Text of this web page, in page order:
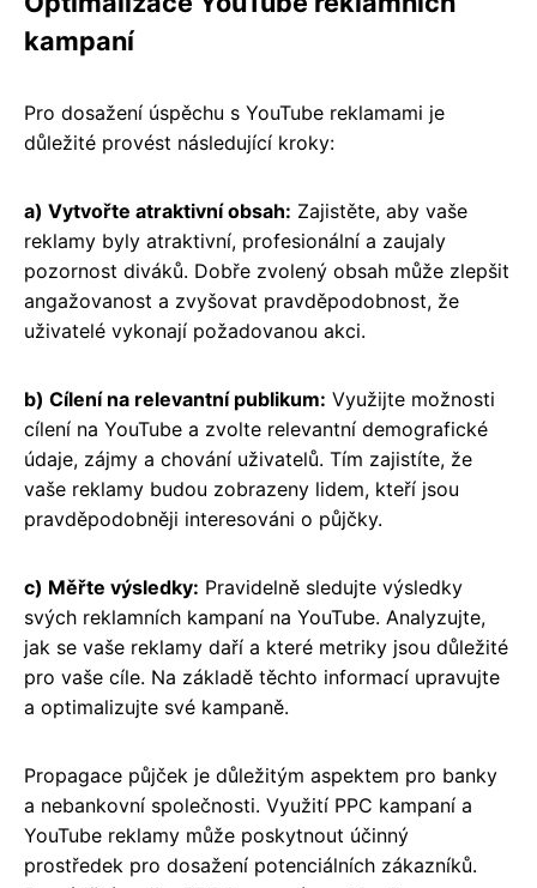
kampaní
Pro dosažení úspěchu s YouTube reklamami je
důležité provést následující kroky:
a) Vytvořte atraktivní obsah: Zajistěte, aby vaše
reklamy byly atraktivní, profesionální a zaujaly
pozornost diváků. Dobře zvolený obsah může zlepšit
angažovanost a zvyšovat pravděpodobnost, že
uživatelé vykonají požadovanou akci.
b) Cílení na relevantní publikum: Využijte možnosti
cílení na YouTube a zvolte relevantní demografické
údaje, zájmy a chování uživatelů. Tím zajistíte, že
vaše reklamy budou zobrazeny lidem, kteří jsou
pravděpodobněji interesováni o půjčky.
c) Měřte výsledky: Pravidelně sledujte výsledky
svých reklamních kampaní na YouTube. Analyzujte,
jak se vaše reklamy daří a které metriky jsou důležité
pro vaše cíle. Na základě těchto informací upravujte
a optimalizujte své kampaně.
Propagace půjček je důležitým aspektem pro banky
a nebankovní společnosti. Využití PPC kampaní a
YouTube reklamy může poskytnout účinný
prostředek pro dosažení potenciálních zákazníků.